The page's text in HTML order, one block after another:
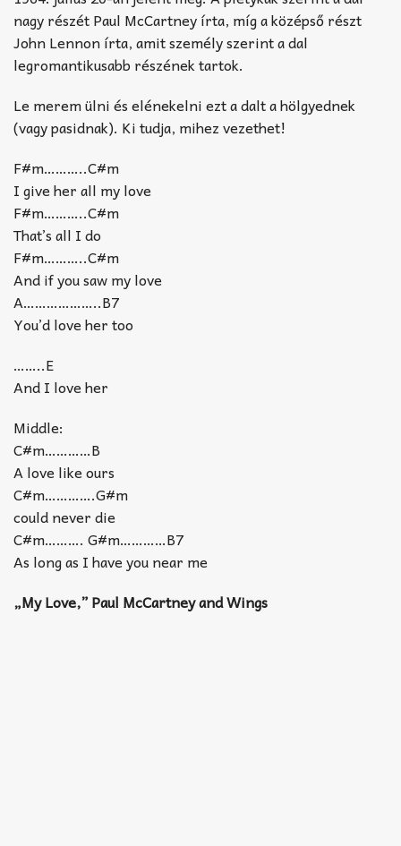
nagy részét Paul McCartney írta, míg a középső részt
John Lennon írta, amit személy szerint a dal
legromantikusabb részének tartok.
Le merem ülni és elénekelni ezt a dalt a hölgyednek
(vagy pasidnak). Ki tudja, mihez vezethet!
F#m………..C#m
I give her all my love
F#m………..C#m
That’s all I do
F#m………..C#m
And if you saw my love
A………………..B7
You’d love her too
……..E
And I love her
Middle:
C#m…………B
A love like ours
C#m………….G#m
could never die
C#m………. G#m…………B7
As long as I have you near me
„My Love,” Paul McCartney and Wings